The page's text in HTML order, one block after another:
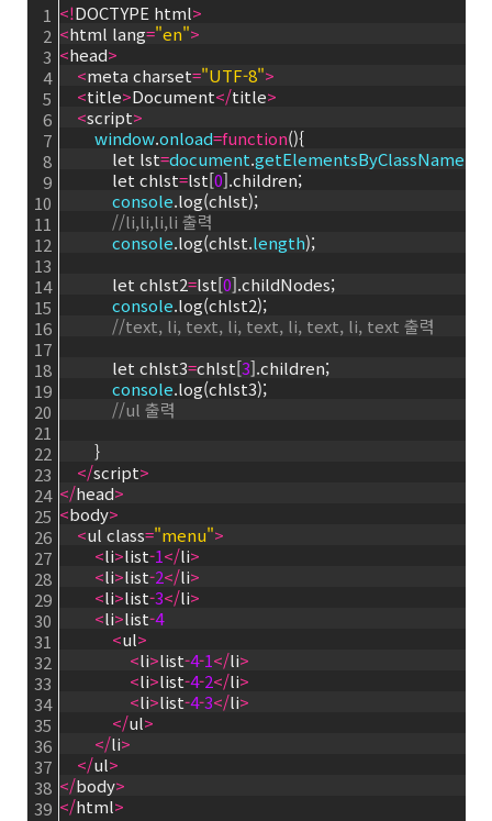
1
2
3
4
5
6
7
8
9
10
11
12
13
14
15
16
17
18
19
20
21
22
23
24
25
26
27
28
29
30
31
32
33
34
35
36
37
38
39
<!DOCTYPE html>
<html lang="en">
<head>
<meta charset="UTF-8">
<title>Document</title>
<script>
window.onload=function(){
let lst=document.getElementsByClassName
let chlst=lst[0].children;
console.log(chlst);
//li,li,li,li 출력
console.log(chlst.length);
let chlst2=lst[0].childNodes;
console.log(chlst2);
//text, li, text, li, text, li, text, li, text 출력
let chlst3=chlst[3].children;
console.log(chlst3);
//ul 출력
}
</script>
</head>
<body>
<ul class="menu">
<li>list-1</li>
<li>list-2</li>
<li>list-3</li>
<li>list-4
<ul>
<li>list-4-1</li>
<li>list-4-2</li>
<li>list-4-3</li>
</ul>
</li>
</ul>
</body>
</html>